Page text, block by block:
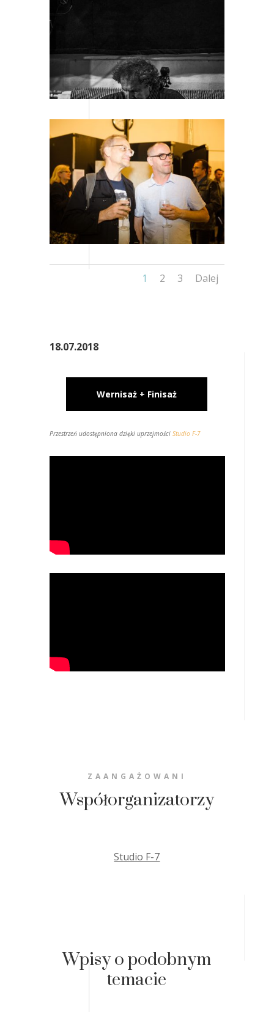
1 2 3 Dalej
18.07.2018
Wernisaż + Finisaż
Przestrzeń udostępniona dzięki uprzejmości Studio F-7
ZAANGAŻOWANI
Współorganizatorzy
Studio F-7
Wpisy o podobnym
temacie